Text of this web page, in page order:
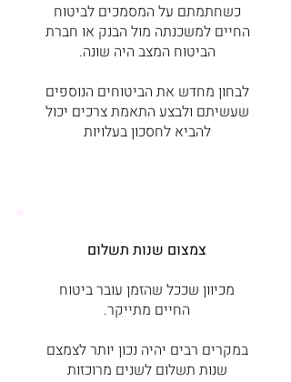
כשחתמתם על המסמכים לביטוח
החיים למשכנתה מול הבנק או חברת
הביטוח המצב היה שונה.
לבחון מחדש את הביטוחים הנוספים
שעשיתם ולבצע התאמת צרכים יכול
להביא לחסכון בעלויות
צמצום שנות תשלום
מכיוון שככל שהזמן עובר ביטוח
החיים מתייקר.
במקרים רבים יהיה נכון יותר לצמצם
שנות תשלום לשנים מרוכזות